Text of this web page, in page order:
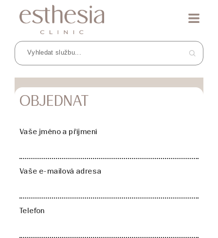
OBJEDNAT
Vaše jméno a příjmení
Vaše e-mailová adresa
Telefon